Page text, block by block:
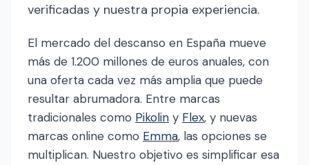
verificadas y nuestra propia experiencia.
El mercado del descanso en España mueve
más de 1.200 millones de euros anuales, con
una oferta cada vez más amplia que puede
resultar abrumadora. Entre marcas
tradicionales como Pikolin y Flex, y nuevas
marcas online como Emma, las opciones se
multiplican. Nuestro objetivo es simplificar esa